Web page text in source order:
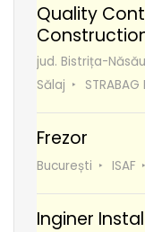
Quality
jud. Bistrița-
Sălaj
Frezor
București ISAF
Inginer